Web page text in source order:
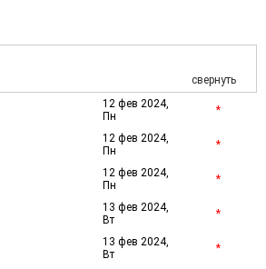
свернуть
12 фев 2024,
Пн
*
12 фев 2024,
Пн
*
12 фев 2024,
Пн
*
13 фев 2024,
Вт
*
13 фев 2024,
Вт
*